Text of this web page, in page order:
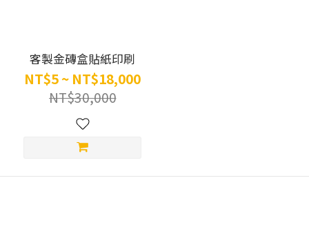
客製金磚盒貼紙印刷
NT$5 ~ NT$18,000
NT$30,000